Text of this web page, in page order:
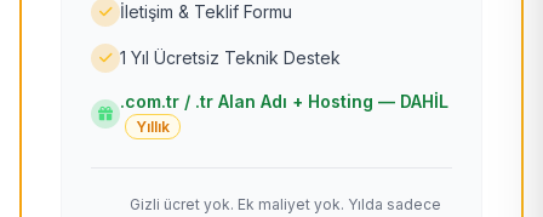
İletişim & Teklif Formu
1 Yıl Ücretsiz Teknik Destek
.com.tr / .tr Alan Adı + Hosting — DAHİL
Yıllık
Gizli ücret yok. Ek maliyet yok. Yılda sadece